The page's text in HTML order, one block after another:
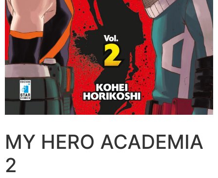
MY HERO ACADEMIA
2